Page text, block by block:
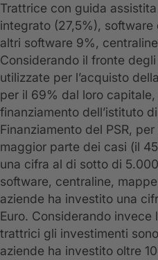
Trattrice con guida
integrato (27,5%),
altri software 9%,
Considerando il fronte
utilizzate per l’acquisto
per il 69% dal loro capitale,
finanziamento dell’istituto
Finanziamento del PSR,
maggior parte dei casi (il
una cifra al di sotto di
software, centraline,
aziende ha investito una
Euro. Considerando invece
trattrici gli investimenti
aziende ha investito oltre